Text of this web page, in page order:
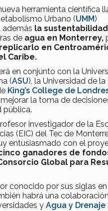
herramienta científica
Urbano (UMM)
además la
de agua en Monterrey,
replicarlo en
Caribe.
en conjunto con la
(ASU), la Universidad de
King’s College de
la toma de
pública.
investigador de la
(EIC) del Tec de
entusiasmado con el
ganadores de
Global para
conocido por sus siglas
habrá una
y Agua y Drenaje